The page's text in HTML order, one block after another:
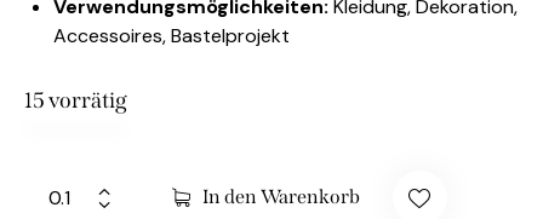
Verwendungsmöglichkeiten: Kleidung, Dekoration,
Accessoires, Bastelprojekt
15 vorrätig
In den Warenkorb